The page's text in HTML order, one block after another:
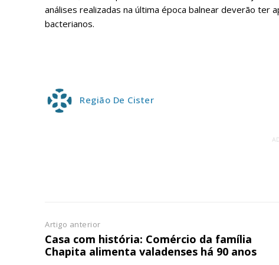
32
análises realizadas na última época balnear deverão
bacterianos.
Região De Cister
Artigo anterior
Casa com história: Comércio da família
Chapita alimenta valadenses há 90 anos